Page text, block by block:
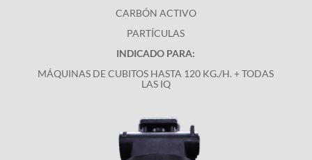
CARBÓN ACTIVO
PARTÍCULAS
INDICADO PARA:
MÁQUINAS DE CUBITOS HASTA 120 KG./H. + TODAS
LAS IQ